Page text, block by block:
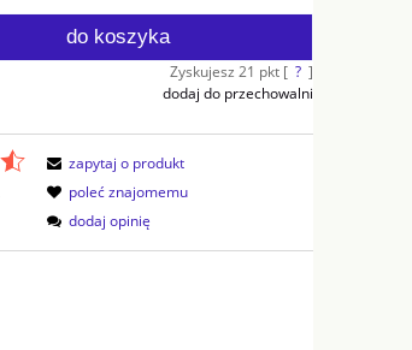
do koszyka
Zyskujesz 21 pkt [ ? ]
dodaj do przechowalni
zapytaj o produkt
poleć znajomemu
dodaj opinię